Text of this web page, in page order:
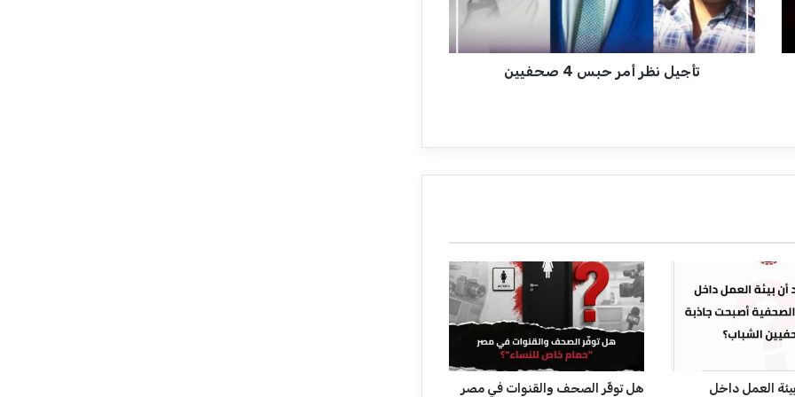
ظ
ر
أ
س
تأجيل نظر أمر حبس 4 صحفيين
العمل داخل هل توفِّر الصحف والقنوات في مصر